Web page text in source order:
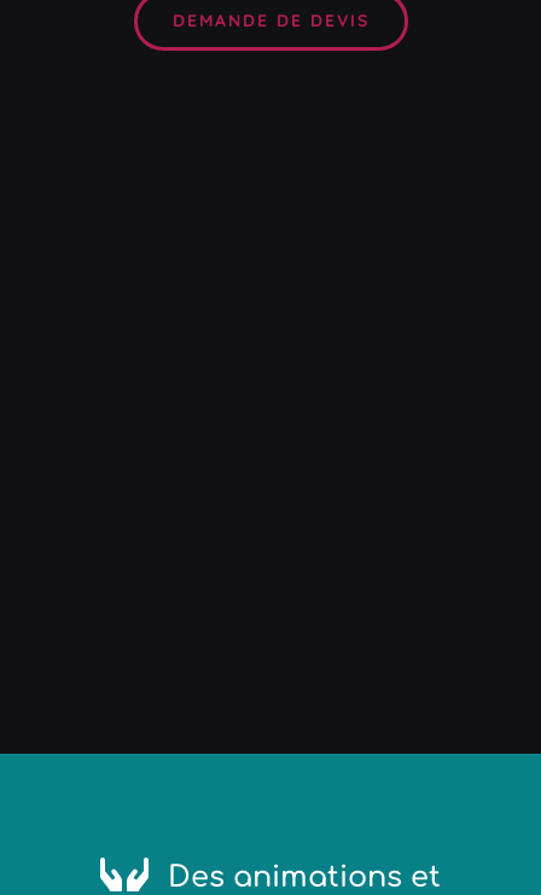
DEMANDE DE DEVIS
Des animations et